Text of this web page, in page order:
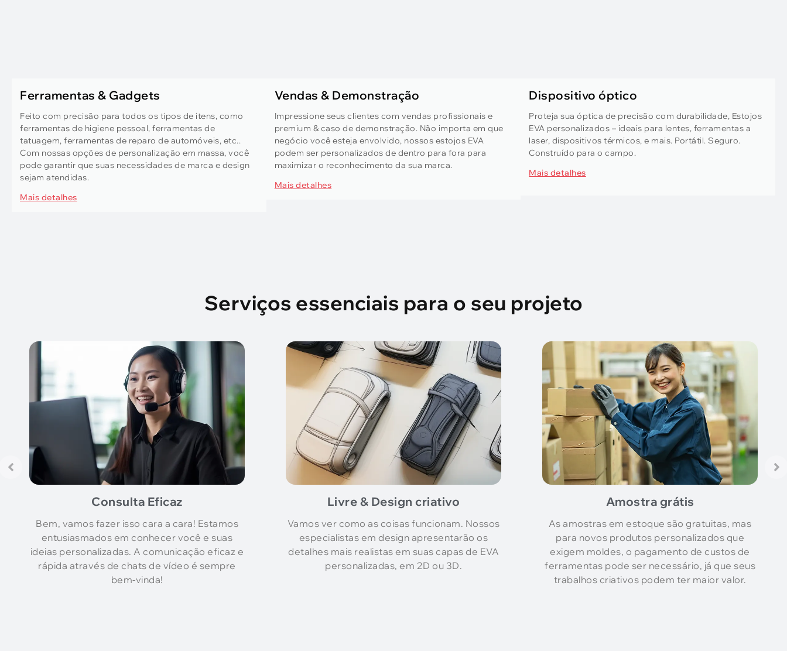
Ferramentas & Gadgets
Feito com precisão para todos os tipos de itens, como
ferramentas de higiene pessoal, ferramentas de
tatuagem, ferramentas de reparo de automóveis, etc..
Com nossas opções de personalização em massa, você
pode garantir que suas necessidades de marca e design
sejam atendidas.
Mais detalhes
Vendas & Demonstração
Impressione seus clientes com vendas profissionais e
premium & caso de demonstração. Não importa em que
negócio você esteja envolvido, nossos estojos EVA
podem ser personalizados de dentro para fora para
maximizar o reconhecimento da sua marca.
Mais detalhes
Dispositivo óptico
Proteja sua óptica de precisão com durabilidade, Estojos
EVA personalizados – ideais para lentes, ferramentas a
laser, dispositivos térmicos, e mais. Portátil. Seguro.
Construído para o campo.
Mais detalhes
Serviços essenciais para o seu projeto
Consulta Eficaz
Bem, vamos fazer isso cara a cara! Estamos
entusiasmados em conhecer você e suas
ideias personalizadas. A comunicação eficaz e
rápida através de chats de vídeo é sempre
bem-vinda!
Livre & Design criativo
Vamos ver como as coisas funcionam. Nossos
especialistas em design apresentarão os
detalhes mais realistas em suas capas de EVA
personalizadas, em 2D ou 3D.
Amostra grátis
As amostras em estoque são gratuitas, mas
para novos produtos personalizados que
exigem moldes, o pagamento de custos de
ferramentas pode ser necessário, já que seus
trabalhos criativos podem ter maior valor.